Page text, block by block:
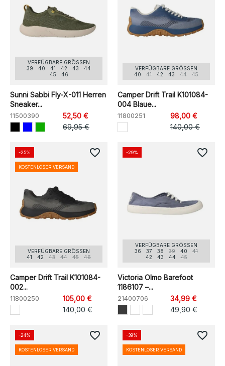
VERFÜGBARE GRÖSSEN
39
40 41 42 43
44
45
46
Sunni Sabbi Fly-X-011 Herren
Sneaker...
11500390
52,50 €
69,95 €
VERFÜGBARE GRÖSSEN
40
41 42 43 44 45
Camper Drift Trail K101084-
004 Blaue...
11800251
98,00 €
140,00 €
VERFÜGBARE GRÖSSEN
41
42 43 44 45 46
Camper Drift Trail K101084-
002...
11800250
105,00 €
140,00 €
-25%
KOSTENLOSER VERSAND
favorite_border
VERFÜGBARE GRÖSSEN
36
37 38 39 40
41
42
43 44 45
Victoria Olmo Barefoot
1186107 –...
21400706
34,99 €
49,90 €
-29% favorite_border
-24%
KOSTENLOSER VERSAND
favorite_border -39%
KOSTENLOSER VERSAND
favorite_border